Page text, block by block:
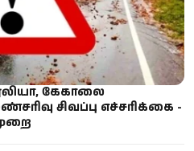
கேகாலை
சிவப்பு எச்சரிக்கை -